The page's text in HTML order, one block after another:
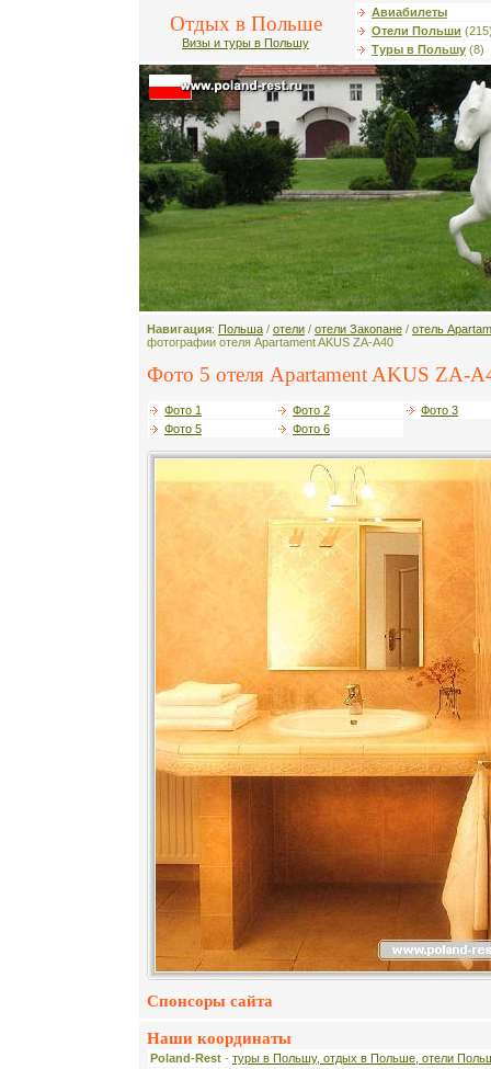
Отдых в Польше
Визы и туры в Польшу
Авиабилеты
Отели Польши
Туры в Польшу (8)
Навигация: Польша / отели / отели Закопане / отель
фотографии отеля Apartament AKUS ZA-A40
Фото 5 отеля Apartament AKUS ZA-
Фото 1 Фото 2
Фото 3
Фото 5
Фото 6
Спонсоры сайта
Наши координаты
Poland-Rest - туры в Польшу, отдых в Польше, отели